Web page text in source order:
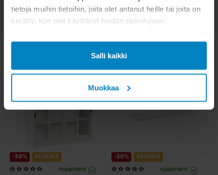
tietoja muihin tietoihin, joita olet antanut heille tai joita on
kerätty, kun olet käyttänyt heidän palvelujaan.
Salli kaikki
Muokkaa
KATSO MYÖS
-30% KESÄALE
TILAUSTUOTE
-30% KESÄALE
TILAUSTUOTE